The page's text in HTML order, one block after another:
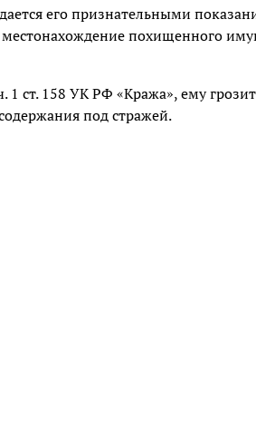
его признательными
похищенного
ст. 158 УК РФ «Кража», ему
под стражей.